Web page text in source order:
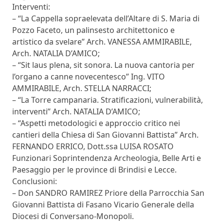
Interventi:
– “La Cappella sopraelevata dell’Altare di S. Maria di
Pozzo Faceto, un palinsesto architettonico e
artistico da svelare” Arch. VANESSA AMMIRABILE,
Arch. NATALIA D’AMICO;
– “Sit laus plena, sit sonora. La nuova cantoria per
l’organo a canne novecentesco” Ing. VITO
AMMIRABILE, Arch. STELLA NARRACCI;
– “La Torre campanaria. Stratificazioni, vulnerabilità,
interventi” Arch. NATALIA D’AMICO;
– “Aspetti metodologici e approccio critico nei
cantieri della Chiesa di San Giovanni Battista” Arch.
FERNANDO ERRICO, Dott.ssa LUISA ROSATO
Funzionari Soprintendenza Archeologia, Belle Arti e
Paesaggio per le province di Brindisi e Lecce.
Conclusioni:
– Don SANDRO RAMIREZ Priore della Parrocchia San
Giovanni Battista di Fasano Vicario Generale della
Diocesi di Conversano-Monopoli.